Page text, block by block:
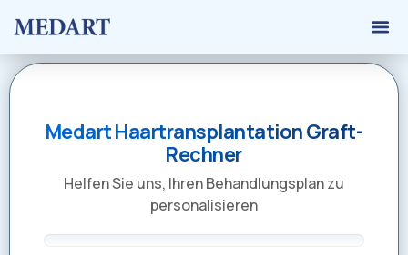
Medart Haartransplantation Graft-
Rechner
Helfen Sie uns, Ihren Behandlungsplan zu
personalisieren